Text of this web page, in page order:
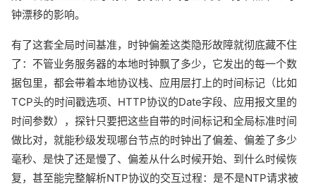
钟漂移的影响。
有了这套全局时间基准，时钟偏差这类隐形故障就彻底藏不住
了：不管业务服务器的本地时钟飘了多少，它发出的每一个数
据包里，都会带着本地协议栈、应用层打上的时间标记（比如
TCP头的时间戳选项、HTTP协议的Date字段、应用报文里的
时间参数），探针只要把这些自带的时间标记和全局标准时间
做比对，就能秒级发现哪台节点的时钟出了偏差、偏差了多少
毫秒、是快了还是慢了、偏差从什么时候开始、到什么时候恢
复，甚至能完整解析NTP协议的交互过程：是不是NTP请求被